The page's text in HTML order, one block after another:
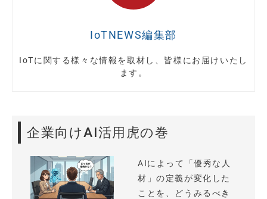
IoTNEWS編集部
IoTに関する様々な情報を取材し、皆様にお届けいたし
ます。
企業向けAI活用虎の巻
AIによって「優秀な人
材」の定義が変化した
ことを、どうみるべき